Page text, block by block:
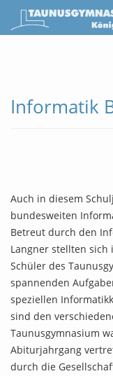
Informatik
Auch in diesem
bundesweiten
Betreut durch den
Langner stellten sich
Schüler des
spannenden
speziellen
sind den
Taunusgymnasium
Abiturjahrgang
durch die